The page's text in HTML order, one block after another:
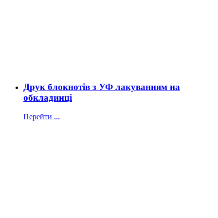
Друк блокнотів з УФ лакуванням на
обкладинці
Перейти ...